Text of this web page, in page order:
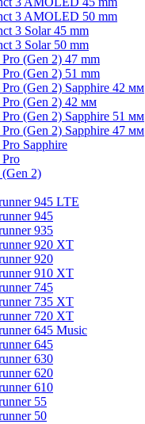
3 AMOLED 50 mm
3 Solar 45 mm
3 Solar 50 mm
(Gen 2) 47 mm
(Gen 2) 51 mm
(Gen 2) Sapphire 42 мм
(Gen 2) 42 мм
(Gen 2) Sapphire 51 мм
(Gen 2) Sapphire 47 мм
Sapphire
2)
945 LTE
945
935
920 XT
920
910 XT
745
735 XT
720 XT
645 Music
645
630
620
610
55
50